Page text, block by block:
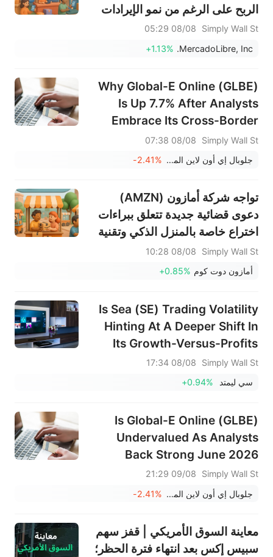
الربح على الرغم من نمو الإيرادات
بنسبة 50%
Simply Wall St
08/08 05:29
MercadoLibre, Inc.
+1.13%
Why Global-E Online (GLBE)
Is Up 7.7% After Analysts
Embrace Its Cross-Border
Growth Story
Simply Wall St
08/08 07:38
جلوبال إي أون لاين المحدودة -2.41%
تواجه شركة أمازون (AMZN)
دعوى قضائية جديدة تتعلق ببراءات
اختراع خاصة بالمنزل الذكي وتقنية
التحكم عن بعد
Simply Wall St
08/08 10:28
أمازون دوت كوم +0.85%
Is Sea (SE) Trading Volatility
Hinting At A Deeper Shift In
Its Growth-Versus-Profits
Playbook?
Simply Wall St
08/08 17:34
سي ليمتد
+0.94%
Is Global-E Online (GLBE)
Undervalued As Analysts
Back Strong June 2026
Growth?
Simply Wall St
09/08 21:29
جلوبال إي أون لاين المحدودة -2.41%
معاينة السوق الأمريكي | قفز سهم
سبيس إكس بعد انتهاء فترة الحظر؛